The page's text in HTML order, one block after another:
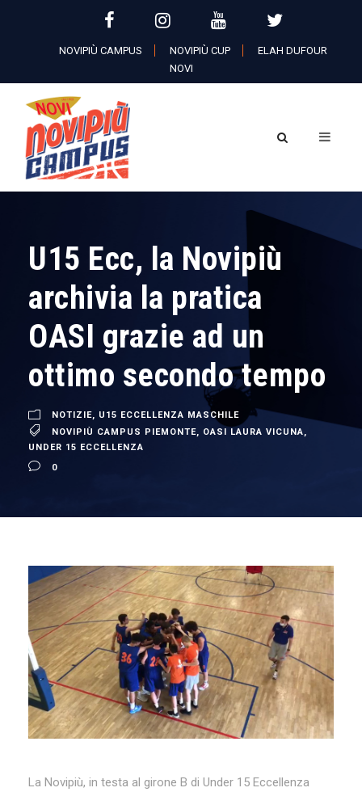
NOVIPIÙ CAMPUS NOVIPIÙ CUP
ELAH DUFOUR
NOVI
U15 Ecc, la Novipiù
archivia la pratica
OASI grazie ad un
ottimo secondo tempo
NOTIZIE, U15 ECCELLENZA MASCHILE
NOVIPIÙ CAMPUS PIEMONTE, OASI LAURA VICUNA,
UNDER 15 ECCELLENZA
0
La Novipiù, in testa al girone B di Under 15 Eccellenza